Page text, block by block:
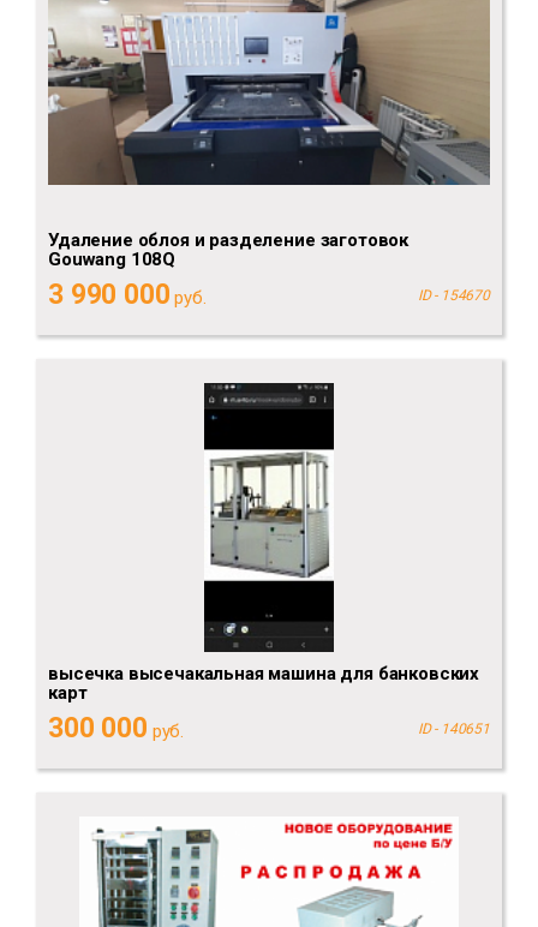
Удаление облоя и разделение заготовок
Gouwang 108Q
3 990 000 руб. ID - 154670
высечка высечакальная машина для банковских
карт
300 000 руб. ID - 140651